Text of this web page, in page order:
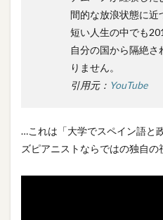
間的な放浪状態に近
短い人生の中でも
自分の国から隔絶
りません。
引用元： YouTube
…これは「大学でスペイン語と
ズピアニストならではの独自の